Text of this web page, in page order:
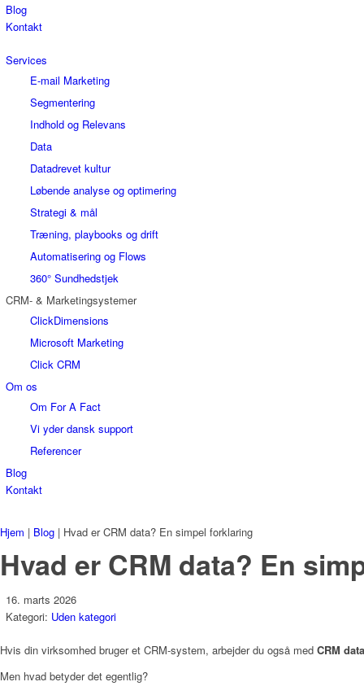
Blog
Kontakt
Services
E-mail Marketing
Segmentering
Indhold og Relevans
Data
Datadrevet kultur
Løbende analyse og optimering
Strategi & mål
Træning, playbooks og drift
Automatisering og Flows
360° Sundhedstjek
CRM- & Marketingsystemer
ClickDimensions
Microsoft Marketing
Click CRM
Om os
Om For A Fact
Vi yder dansk support
Referencer
Blog
Kontakt
Hjem | Blog | Hvad er CRM data? En simpel forklaring
Hvad er CRM data? En
16. marts 2026
Kategori: Uden kategori
Hvis din virksomhed bruger et CRM-system, arbejder du også med CRM data
Men hvad betyder det egentlig?